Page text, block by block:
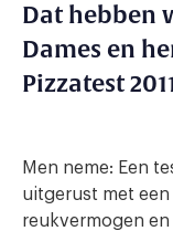
Dat hebben
Dames en
Pizzatest
Men neme: Een
uitgerust met een
reukvermogen